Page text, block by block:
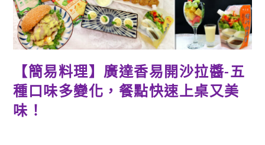
【簡易料理】廣達香易開沙拉醬-五
種口味多變化，餐點快速上桌又美
味！